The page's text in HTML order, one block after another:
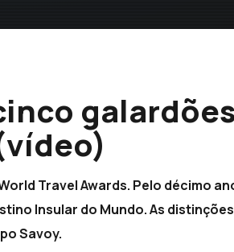
Travel Awards. Pelo décimo
Insular do Mundo. As
Savoy.